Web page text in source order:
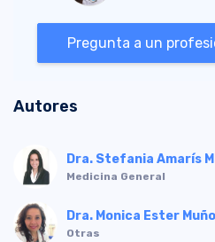
Pregunta a un
Autores
Dra. Stefania Amarís
Medicina General
Dra. Monica Ester
Otras